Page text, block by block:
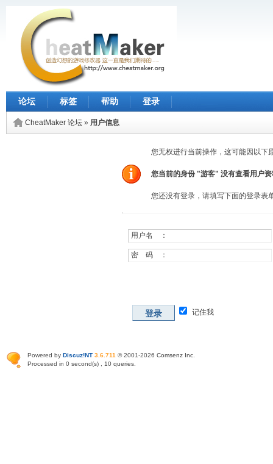
论坛 标签 帮助 登录
CheatMaker 论坛 » 用户信息
您无权进行当前操作，这可能因以下
您当前的身份 "游客" 没有查看用户
您还没有登录，请填写下面的登录表
用户名 ：
密 码 ：
登录 记住我
Powered by Discuz!NT 3.6.711 © 2001-2026 Comsenz Inc
Processed in 0 second(s) , 10 queries.